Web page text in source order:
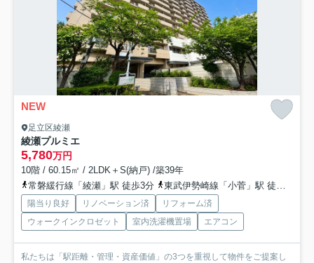
NEW
足立区綾瀬
綾瀬プルミエ
5,780万円
10階 / 60.15㎡ / 2LDK＋S(納戸) /築39年
常磐緩行線「綾瀬」駅 徒歩3分
東武伊勢崎線「小菅」駅 徒歩12分
陽当り良好 リノベーション済
リフォーム済
ウォークインクロゼット
室内洗濯機置場 エアコン
私たちは「駅距離・管理・資産価値」の3つを重視して物件をご提案し